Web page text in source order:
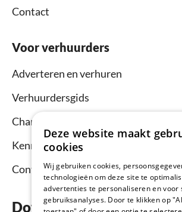
Contact
Voor verhuurders
Adverteren en verhuren
Verhuurdersgids
Channel Manager
Kennisbank verhuurders
Contact
Download nu de app
Deze website maakt
cookies
Wij gebruiken cookies,
technologieën om deze site te
advertenties te personaliseren en voor
gebruiksanalyses. Door te klikken op